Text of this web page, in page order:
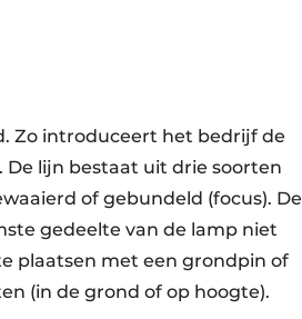
Zo introduceert het bedrijf de
De lijn bestaat uit drie soorten
of gebundeld (focus). De
gedeelte van de lamp niet
plaatsen met een grondpin of
(in de grond of op hoogte).